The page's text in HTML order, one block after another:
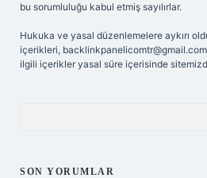
bu sorumluluğu kabul etmiş sayılırlar.
Hukuka ve yasal düzenlemelere aykırı
içerikleri, backlinkpanelicomtr@gmail.com
ilgili içerikler yasal süre içerisinde
SON YORUMLAR